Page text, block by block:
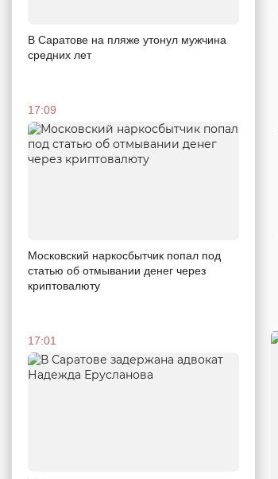
В Саратове на пляже утонул мужчина
средних лет
17:09
Московский наркосбытчик попал под
статью об отмывании денег через
криптовалюту
17:01